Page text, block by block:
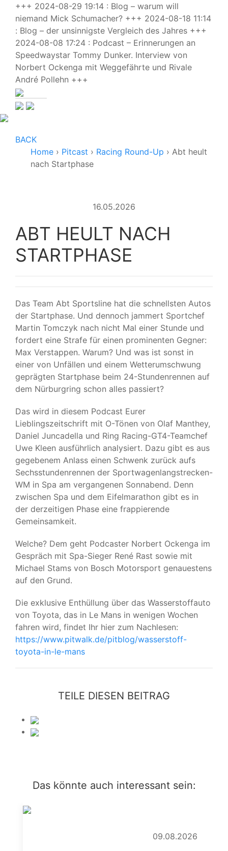
+++ 2024-08-29 19:14 : Blog – warum will
niemand Mick Schumacher? +++ 2024-08-18 11:14
: Blog – der unsinnigste Vergleich des Jahres +++
2024-08-08 17:24 : Podcast – Erinnerungen an
Speedwaystar Tommy Dunker. Interview von
Norbert Ockenga mit Weggefährte und Rivale
André Pollehn +++
BACK
Home › Pitcast › Racing Round-Up › Abt heult
nach Startphase
16.05.2026
ABT HEULT NACH
STARTPHASE
Das Team Abt Sportsline hat die schnellsten Autos
der Startphase. Und dennoch jammert Sportchef
Martin Tomczyk nach nicht Mal einer Stunde und
fordert eine Strafe für einen prominenten Gegner:
Max Verstappen. Warum? Und was ist sonst in
einer von Unfällen und einem Wetterumschwung
geprägten Startphase beim 24-Stundenrennen auf
dem Nürburgring schon alles passiert?
Das wird in diesem Podcast Eurer
Lieblingszeitschrift mit O-Tönen von Olaf Manthey,
Daniel Juncadella und Ring Racing-GT4-Teamchef
Uwe Kleen ausführlich analysiert. Dazu gibt es aus
gegebenem Anlass einen Schwenk zurück aufs
Sechsstundenrennen der Sportwagenlangstrecken-
WM in Spa am vergangenen Sonnabend. Denn
zwischen Spa und dem Eifelmarathon gibt es in
der derzeitigen Phase eine frappierende
Gemeinsamkeit.
Welche? Dem geht Podcaster Norbert Ockenga im
Gespräch mit Spa-Sieger René Rast sowie mit
Michael Stams von Bosch Motorsport genauestens
auf den Grund.
Die exklusive Enthüllung über das Wasserstoffauto
von Toyota, das in Le Mans in wenigen Wochen
fahren wird, findet Ihr hier zum Nachlesen:
https://www.pitwalk.de/pitblog/wasserstoff-
toyota-in-le-mans
TEILE DIESEN BEITRAG
Das könnte auch interessant sein:
09.08.2026